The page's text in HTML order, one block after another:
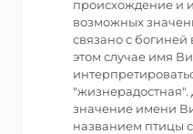
происхождение и
возможных
связано с
этом случае имя
значение имени
названием птицы